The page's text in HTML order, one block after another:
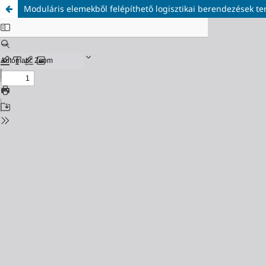
Moduláris elemekből felépíthető logisztikai berendezések